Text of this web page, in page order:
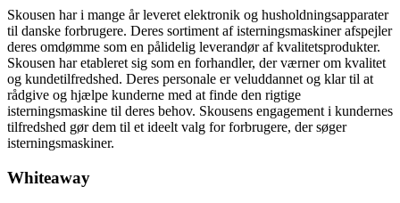
Skousen har i mange år leveret elektronik og husholdningsapparater
til danske forbrugere. Deres sortiment af isterningsmaskiner afspejler
deres omdømme som en pålidelig leverandør af kvalitetsprodukter.
Skousen har etableret sig som en forhandler, der værner om kvalitet
og kundetilfredshed. Deres personale er veluddannet og klar til at
rådgive og hjælpe kunderne med at finde den rigtige
isterningsmaskine til deres behov. Skousens engagement i kundernes
tilfredshed gør dem til et ideelt valg for forbrugere, der søger
isterningsmaskiner.
Whiteaway